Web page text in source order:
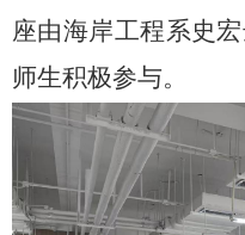
座由海岸工程系史
师生积极参与。